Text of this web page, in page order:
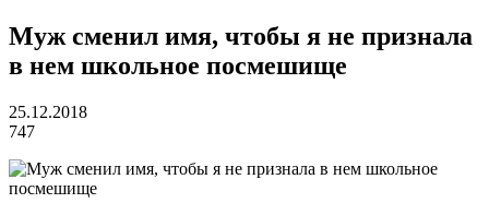
Муж сменил имя, чтобы я не признала
в нем школьное посмешище
25.12.2018
747